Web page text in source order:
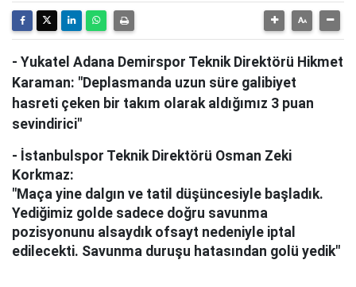
- Yukatel Adana Demirspor Teknik Direktörü Hikmet
Karaman: "Deplasmanda uzun süre galibiyet
hasreti çeken bir takım olarak aldığımız 3 puan
sevindirici"
- İstanbulspor Teknik Direktörü Osman Zeki
Korkmaz:
"Maça yine dalgın ve tatil düşüncesiyle başladık.
Yediğimiz golde sadece doğru savunma
pozisyonunu alsaydık ofsayt nedeniyle iptal
edilecekti. Savunma duruşu hatasından golü yedik"